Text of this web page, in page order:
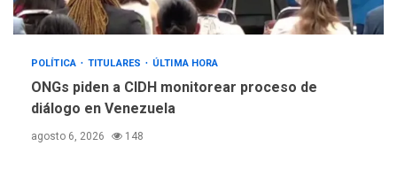
POLÍTICA TITULARES ÚLTIMA HORA
ONGs piden a CIDH monitorear proceso de
diálogo en Venezuela
agosto 6, 2026 148